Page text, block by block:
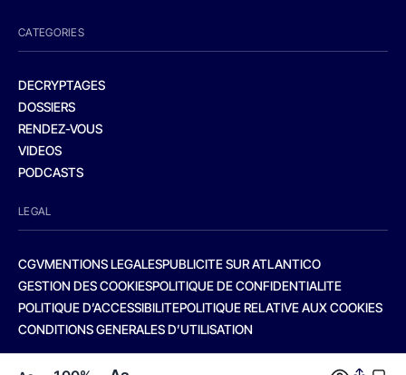
CATEGORIES
DECRYPTAGES
DOSSIERS
RENDEZ-VOUS
VIDEOS
PODCASTS
LEGAL
CGVMENTIONS LEGALESPUBLICITE SUR ATLANTICO
GESTION DES COOKIESPOLITIQUE DE CONFIDENTIALITE
POLITIQUE D’ACCESSIBILITEPOLITIQUE RELATIVE AUX COOKIES
CONDITIONS GENERALES D’UTILISATION